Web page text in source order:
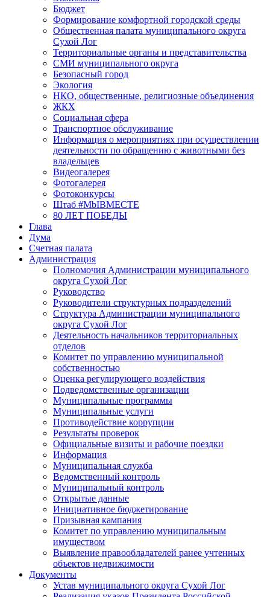
Бюджет
Формирование комфортной городской среды
Общественная палата муниципального округа
Сухой Лог
Территориальные органы и представительства
СМИ муниципального округа
Безопасный город
Экология
НКО, общественные, религиозные объединения
ЖКХ
Социальная сфера
Транспортное обслуживание
Информация о мероприятиях при осуществлении
деятельности по обращению с животными без
владельцев
Видеогалерея
Фотогалерея
Фотоконкурсы
Штаб #MbIBMECTE
80 ЛЕТ ПОБЕДЫ
Глава
Дума
Счетная палата
Администрация
Полномочия Администрации муниципального
округа Сухой Лог
Руководство
Руководители структурных подразделений
Структура Администрации муниципального
округа Сухой Лог
Деятельность начальников территориальных
отделов
Комитет по управлению муниципальной
собственностью
Оценка регулирующего воздействия
Подведомственные организации
Муниципальные программы
Муниципальные услуги
Противодействие коррупции
Результаты проверок
Официальные визиты и рабочие поездки
Информация
Муниципальная служба
Ведомственный контроль
Муниципальный контроль
Открытые данные
Инициативное бюджетирование
Призывная кампания
Комитет по управлению муниципальным
имуществом
Выявление правообладателей ранее учтенных
объектов недвижимости
Документы
Устав муниципального округа Сухой Лог